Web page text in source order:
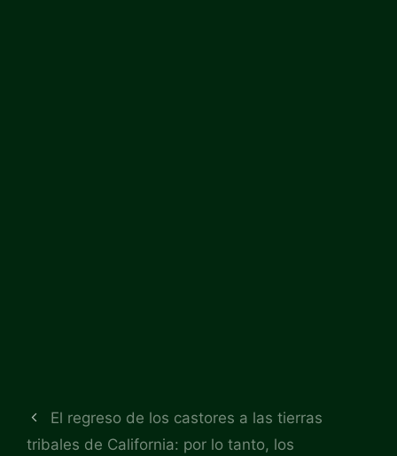
El regreso de los castores a las tierras
tribales de California: por lo tanto, los